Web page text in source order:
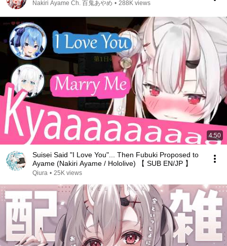
Nakiri Ayame Ch. 百鬼あやめ • 288K views
4:50
Suisei Said "I Love You"... Then Fubuki Proposed to
Ayame (Nakiri Ayame / Hololive) 【 SUB EN/JP 】
Qiura • 25K views